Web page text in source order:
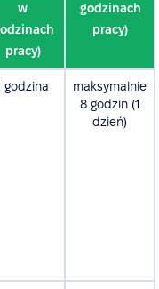
w
pracy)
godzinach
pracy)
godzina
maksymalnie
8 godzin (1
dzień)